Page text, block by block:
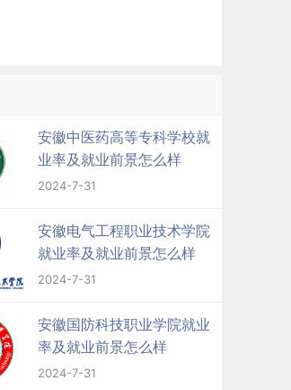
安徽中医药高等专科学校就
业率及就业前景怎么样
2024-7-31
安徽电气工程职业技术学院
就业率及就业前景怎么样
2024-7-31
安徽国防科技职业学院就业
率及就业前景怎么样
2024-7-31